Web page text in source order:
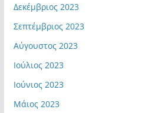
Δεκέμβριος 2023
Σεπτέμβριος 2023
Αύγουστος 2023
Ιούλιος 2023
Ιούνιος 2023
Μάιος 2023